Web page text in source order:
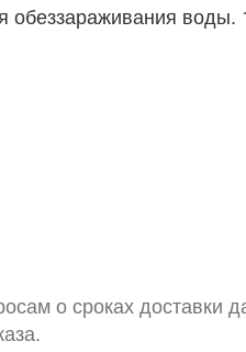
обеззараживания воды.
о сроках доставки